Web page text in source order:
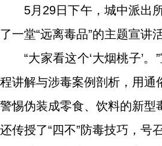
5月29日下午，城中派出
了一堂“远离毒品”的主题宣讲活
“大家看这个‘大烟桃子’
程讲解与涉毒案例剖析，用通
警惕伪装成零食、饮料的新型
还传授了“四不”防毒技巧，号